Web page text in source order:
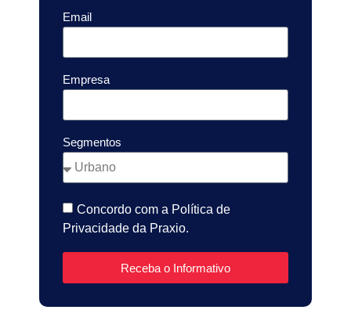
Email
Empresa
Segmentos
Concordo com a Política de
Privacidade da Praxio.
Receba o Informativo